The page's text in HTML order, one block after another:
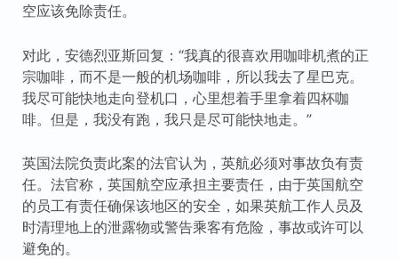
空应该免除责任。
对此，安德烈亚斯回复：“我真的很喜欢用咖啡机煮的正
宗咖啡，而不是一般的机场咖啡，所以我去了星巴克。
我尽可能快地走向登机口，心里想着手里拿着四杯咖
啡。但是，我没有跑，我只是尽可能快地走。”
英国法院负责此案的法官认为，英航必须对事故负有责
任。法官称，英国航空应承担主要责任，由于英国航空
的员工有责任确保该地区的安全，如果英航工作人员及
时清理地上的泄露物或警告乘客有危险，事故或许可以
避免的。